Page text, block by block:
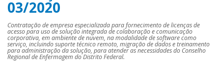
03/2020
Contratação de empresa especializada para fornecimento de licenças de
acesso para uso de solução integrada de colaboração e comunicação
corporativa, em ambiente de nuvem, na modalidade de software como
serviço, incluindo suporte técnico remoto, migração de dados e treinamento
para administração da solução, para atender as necessidades do Conselho
Regional de Enfermagem do Distrito Federal.